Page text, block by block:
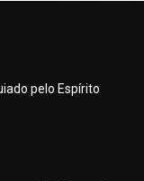
pelo Espírito